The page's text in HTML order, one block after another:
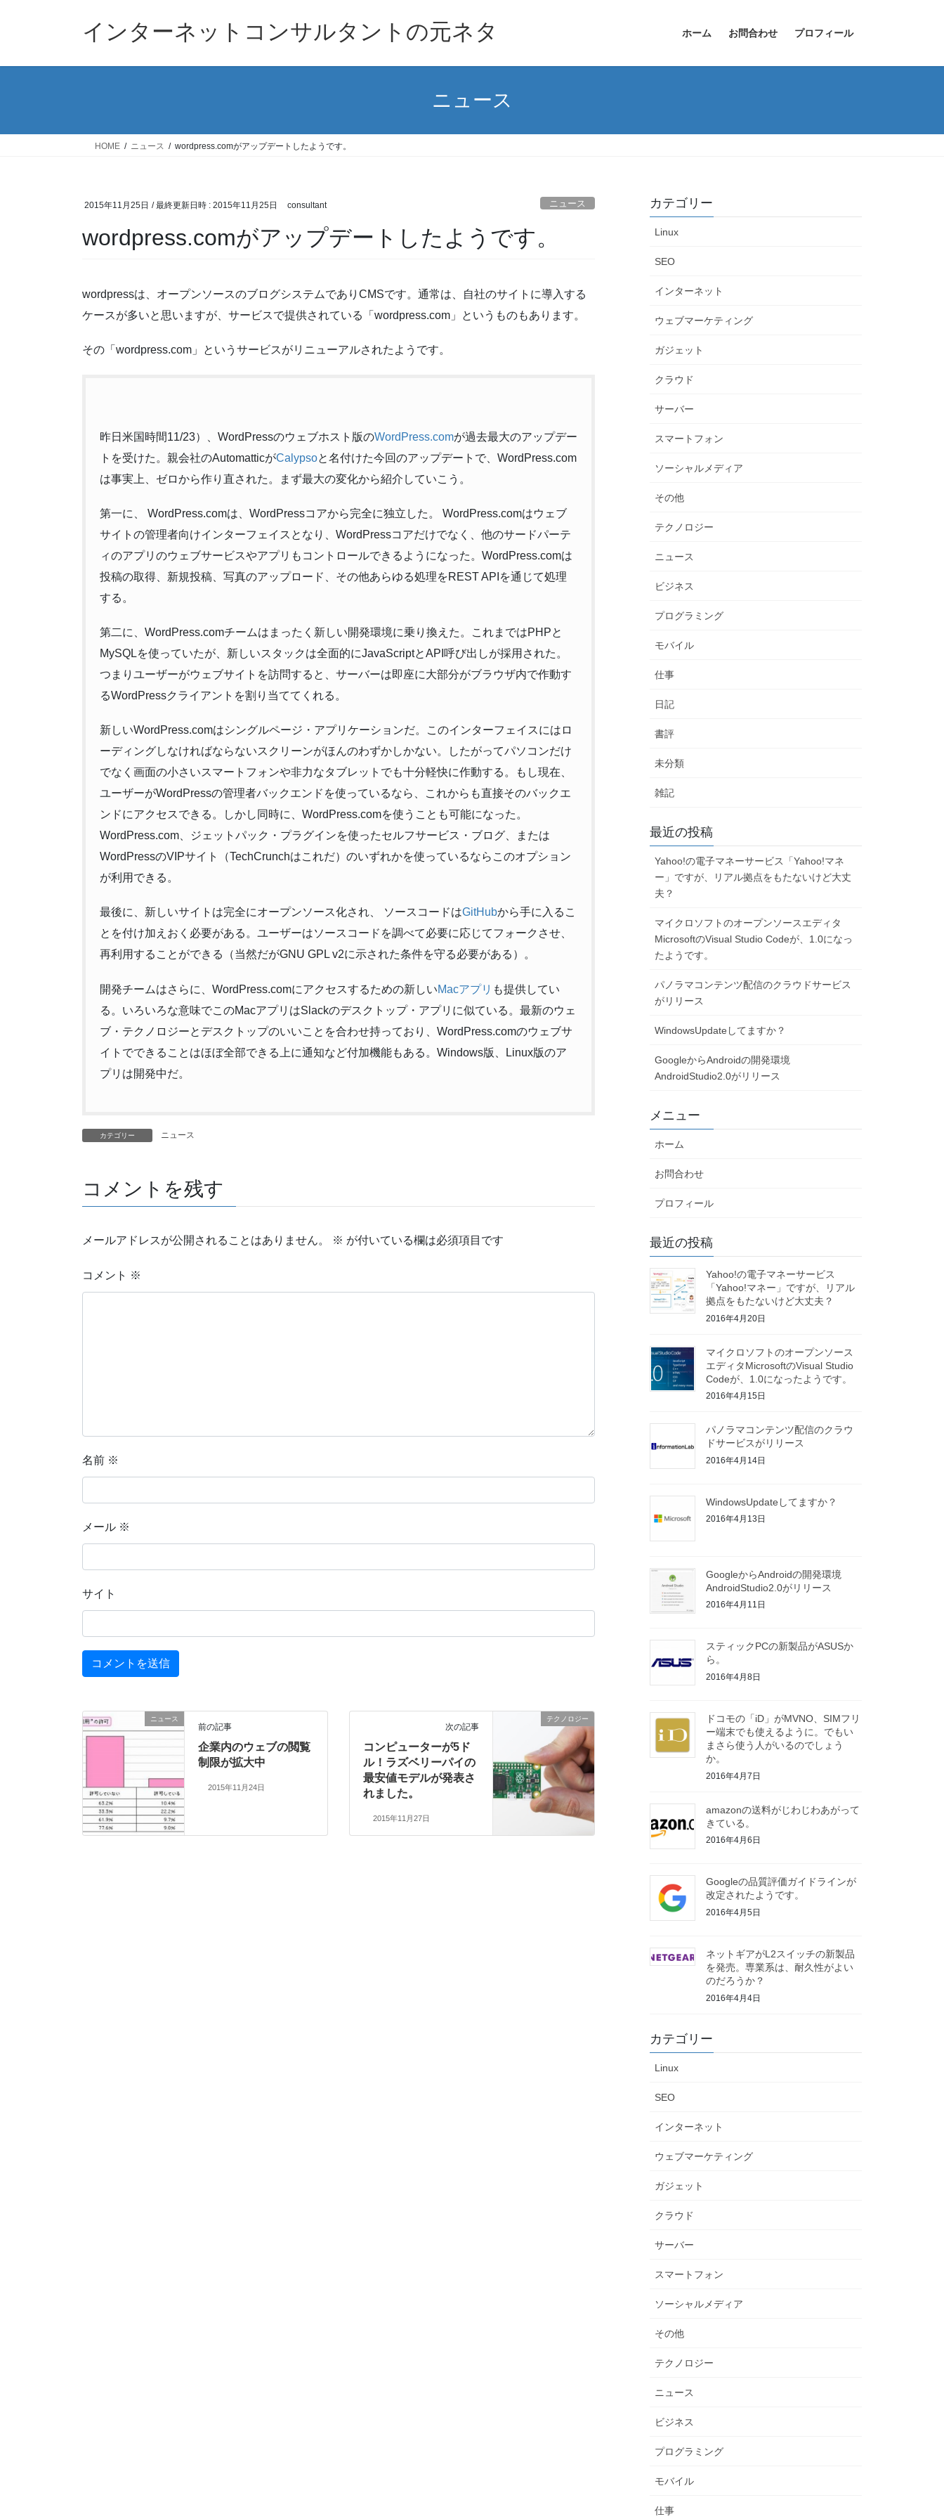
インターネットコンサルタントの元ネタ ホーム お問合わせ プロフィール
ニュース
HOME ニュース wordpress.comがアップデートしたようです。
2015年11月25日 / 最終更新日時 : 2015年11月25日 consultant ニュース
wordpress.comがアップデートしたようです。
wordpressは、オープンソースのブログシステムでありCMSです。通常は、自社のサイトに導入する
ケースが多いと思いますが、サービスで提供されている「wordpress.com」というものもあります。
その「wordpress.com」というサービスがリニューアルされたようです。
昨日米国時間11/23）、WordPressのウェブホスト版のWordPress.comが過去最大のアップデー
トを受けた。親会社のAutomatticがCalypsoと名付けた今回のアップデートで、WordPress.com
は事実上、ゼロから作り直された。まず最大の変化から紹介していこう。
第一に、 WordPress.comは、WordPressコアから完全に独立した。 WordPress.comはウェブ
サイトの管理者向けインターフェイスとなり、WordPressコアだけでなく、他のサードパーテ
ィのアプリのウェブサービスやアプリもコントロールできるようになった。WordPress.comは
投稿の取得、新規投稿、写真のアップロード、その他あらゆる処理をREST APIを通じて処理
する。
第二に、WordPress.comチームはまったく新しい開発環境に乗り換えた。これまではPHPと
MySQLを使っていたが、新しいスタックは全面的にJavaScriptとAPI呼び出しが採用された。
つまりユーザーがウェブサイトを訪問すると、サーバーは即座に大部分がブラウザ内で作動す
るWordPressクライアントを割り当ててくれる。
新しいWordPress.comはシングルページ・アプリケーションだ。このインターフェイスにはロ
ーディングしなければならないスクリーンがほんのわずかしかない。したがってパソコンだけ
でなく画面の小さいスマートフォンや非力なタブレットでも十分軽快に作動する。もし現在、
ユーザーがWordPressの管理者バックエンドを使っているなら、これからも直接そのバックエ
ンドにアクセスできる。しかし同時に、WordPress.comを使うことも可能になった。
WordPress.com、ジェットパック・プラグインを使ったセルフサービス・ブログ、または
WordPressのVIPサイト（TechCrunchはこれだ）のいずれかを使っているならこのオプション
が利用できる。
最後に、新しいサイトは完全にオープンソース化され、 ソースコードはGitHubから手に入るこ
とを付け加えおく必要がある。ユーザーはソースコードを調べて必要に応じてフォークさせ、
再利用することができる（当然だがGNU GPL v2に示された条件を守る必要がある）。
開発チームはさらに、WordPress.comにアクセスするための新しいMacアプリ も提供してい
る。いろいろな意味でこのMacアプリはSlackのデスクトップ・アプリに似ている。最新のウェ
ブ・テクノロジーとデスクトップのいいことを合わせ持っており、WordPress.comのウェブサ
イトでできることはほぼ全部できる上に通知など付加機能もある。Windows版、Linux版のア
プリは開発中だ。
カテゴリー ニュース
コメントを残す
メールアドレスが公開されることはありません。 ※ が付いている欄は必須項目です
コメント ※
名前 ※
メール ※
サイト
ニュース
前の記事
企業内のウェブの閲覧
制限が拡大中
2015年11月24日
テクノロジー
次の記事
コンピューターが5ド
ル！ラズベリーパイの
最安値モデルが発表さ
れました。
2015年11月27日
カテゴリー
Linux
SEO
インターネット
ウェブマーケティング
ガジェット
クラウド
サーバー
スマートフォン
ソーシャルメディア
その他
テクノロジー
ニュース
ビジネス
プログラミング
モバイル
仕事
日記
書評
未分類
雑記
最近の投稿
Yahoo!の電子マネーサービス「Yahoo!マネ
ー」ですが、リアル拠点をもたないけど大丈
夫？
マイクロソフトのオープンソースエディタ
MicrosoftのVisual Studio Codeが、1.0になっ
たようです。
パノラマコンテンツ配信のクラウドサービス
がリリース
WindowsUpdateしてますか？
GoogleからAndroidの開発環境
AndroidStudio2.0がリリース
メニュー
ホーム
お問合わせ
プロフィール
最近の投稿
Yahoo!の電子マネーサービス
「Yahoo!マネー」ですが、リアル
拠点をもたないけど大丈夫？
2016年4月20日
マイクロソフトのオープンソース
エディタMicrosoftのVisual Studio
Codeが、1.0になったようです。
2016年4月15日
パノラマコンテンツ配信のクラウ
ドサービスがリリース
2016年4月14日
WindowsUpdateしてますか？
2016年4月13日
GoogleからAndroidの開発環境
AndroidStudio2.0がリリース
2016年4月11日
スティックPCの新製品がASUSか
ら。
2016年4月8日
ドコモの「iD」がMVNO、SIMフリ
ー端末でも使えるように。でもい
まさら使う人がいるのでしょう
か。
2016年4月7日
amazonの送料がじわじわあがって
きている。
2016年4月6日
Googleの品質評価ガイドラインが
改定されたようです。
2016年4月5日
ネットギアがL2スイッチの新製品
を発売。専業系は、耐久性がよい
のだろうか？
2016年4月4日
カテゴリー
Linux
SEO
インターネット
ウェブマーケティング
ガジェット
クラウド
サーバー
スマートフォン
ソーシャルメディア
その他
テクノロジー
ニュース
ビジネス
プログラミング
モバイル
仕事